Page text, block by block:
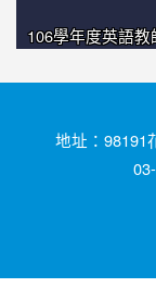
106學年度英語
地址：98191